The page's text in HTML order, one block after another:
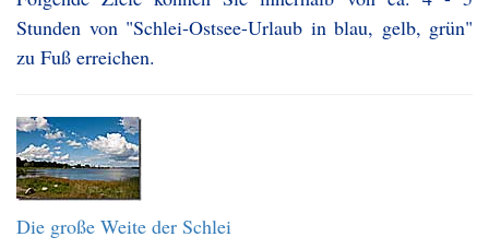
Stunden von "Schlei-Ostsee-Urlaub in blau, gelb, grün"
zu Fuß erreichen.
Die große Weite der Schlei